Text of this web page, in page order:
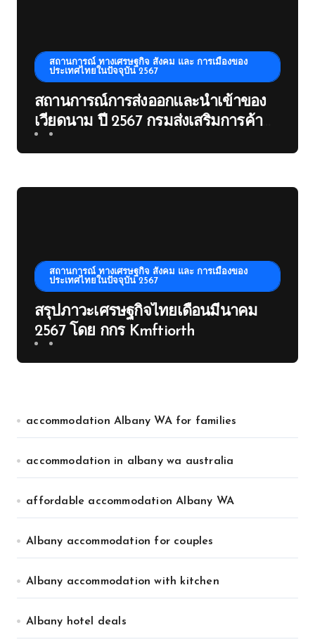
สถานการณ์ ทางเศรษฐกิจ สังคม และ การเมืองของ
ประเทศไทยในปัจจุบัน 2567
สถานการณ์การส่งออกและนำเข้าของ
เวียดนาม ปี 2567 กรมส่งเสริมการค้า
สถานการณ์ ทางเศรษฐกิจ สังคม และ การเมืองของ
ประเทศไทยในปัจจุบัน 2567
สรุปภาวะเศรษฐกิจไทยเดือนมีนาคม
2567 โดย กกร Kmftiorth
accommodation Albany WA for families
accommodation in albany wa australia
affordable accommodation Albany WA
Albany accommodation for couples
Albany accommodation with kitchen
Albany hotel deals